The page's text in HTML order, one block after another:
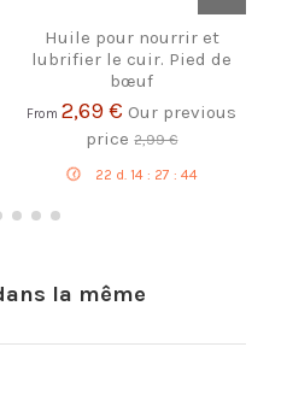
Huile pour nourrir et
lubrifier le cuir. Pied de
bœuf
From2,69 € Our previous
price2,99 €
22 d. 14: 27 : 43
la même